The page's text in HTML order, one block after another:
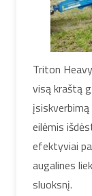
Triton
visą kraštą
eilėmis
efektyviai
augalines
sluoksnį.